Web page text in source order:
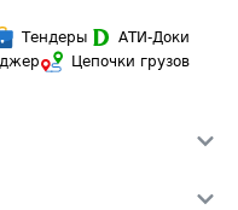
Тендеры
АТИ-Доки
Цепочки грузов